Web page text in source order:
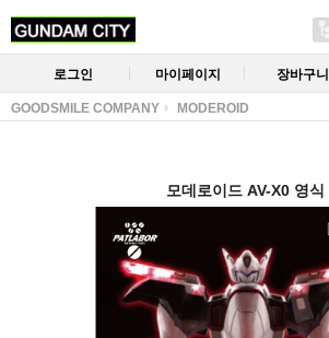
로그인 마이페이지 장바구니
GOODSMILE COMPANY MODEROID
모데로이드 AV-X0 영식